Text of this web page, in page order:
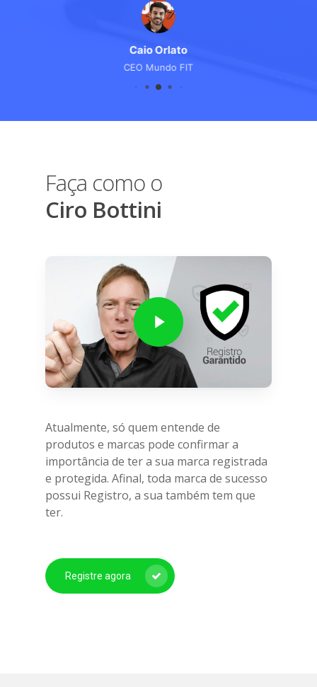
Rodrigo Campos
Dir. Marketing - FastAgro
Faça como o
Ciro Bottini
Atualmente, só quem entende de
produtos e marcas pode confirmar a
importância de ter a sua marca registrada
e protegida. Afinal, toda marca de sucesso
possui Registro, a sua também tem que
ter.
Registre agora